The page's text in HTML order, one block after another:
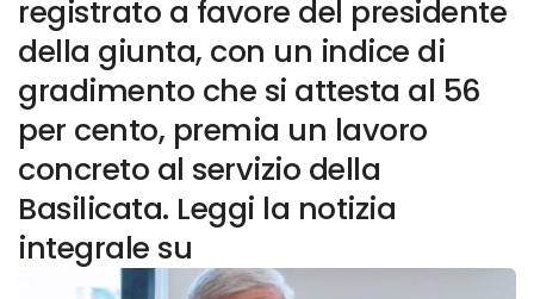
registrato a favore del presidente
della giunta, con un indice di
gradimento che si attesta al 56
per cento, premia un lavoro
concreto al servizio della
Basilicata. Leggi la notizia
integrale su